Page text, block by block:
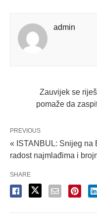
admin
Zauvijek se
pomaže da
PREVIOUS
« ISTANBUL: Snijeg na
radost najmlađima i
SHARE